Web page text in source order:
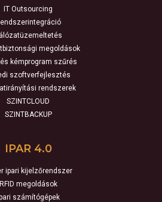
IT Outsourcing
megoldások
kémprogram szűrés
szoftverfejlesztés
rendszerek
SZINTCLOUD
SZINTBACKUP
IPAR 4.0
ipari kijelzőrendszer
RFID megoldások
számítógépek